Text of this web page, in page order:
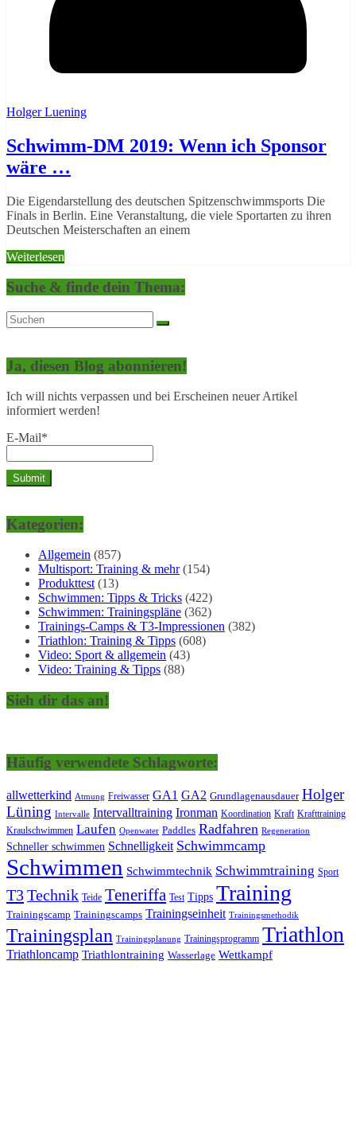
Holger Luening
Schwimm-DM 2019: Wenn ich Sponsor
wäre …
Die Eigendarstellung des deutschen Spitzenschwimmsports Die
Finals in Berlin. Eine Veranstaltung, die viele Sportarten zu ihren
Deutschen Meisterschaften an einem
Weiterlesen
Suche & finde dein Thema:
Ja, diesen Blog abonnieren!
Ich will nichts verpassen und bei Erscheinen neuer Artikel
informiert werden!
E-Mail*
Kategorien:
Allgemein (857)
Multisport: Training & mehr(154)
Produkttest(13)
Schwimmen: Tipps & Tricks (422)
Schwimmen: Trainingspläne (362)
Trainings-Camps & T3-Impressionen (382)
Triathlon: Training & Tipps (608)
Video: Sport & allgemein (43)
Video: Training & Tipps (88)
Sieh dir das an!
Häufig verwendete Schlagworte:
allwetterkind Atmung Freiwasser GA1 GA2 Grundlagenausdauer Holger
Lüning Intervalle Intervalltraining Ironman Koordination Kraft Krafttraining
Kraulschwimmen Laufen Openwater Paddles Radfahren Regeneration
Schneller schwimmen Schnelligkeit Schwimmcamp
Schwimmen Schwimmtechnik Schwimmtraining Sport
T3Technik Teide Teneriffa Test Tipps Training
Trainingscamp Trainingscamps Trainingseinheit Trainingsmethodik
Trainingsplan Trainingsplanung Trainingsprogramm Triathlon
Triathloncamp Triathlontraining Wasserlage Wettkampf